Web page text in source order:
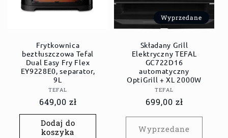
Frytkownica
beztłuszczowa Tefal
Dual Easy Fry Flex
EY9228E0, separator,
9L
Dostawca:
TEFAL
Cena
regularna
649,00 zł
Dodaj do
koszyka
Wyprzedane
Składany Grill
Elektryczny TEFAL
GC722D16
automatyczny
OptiGrill + XL 2000W
Dostawca:
TEFAL
Cena
699,00 zł
Wyprzedane